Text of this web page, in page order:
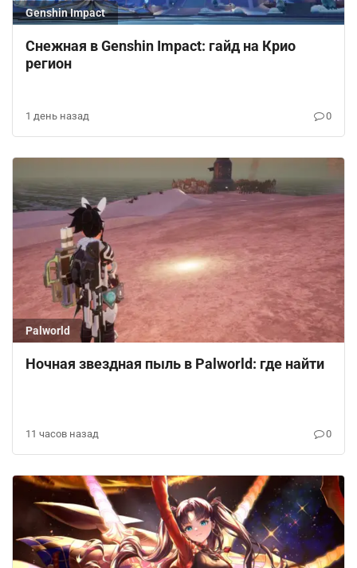
Genshin Impact
Снежная в Genshin Impact: гайд на Крио
регион
1 день назад 0
Palworld
Ночная звездная пыль в Palworld: где найти
11 часов назад 0